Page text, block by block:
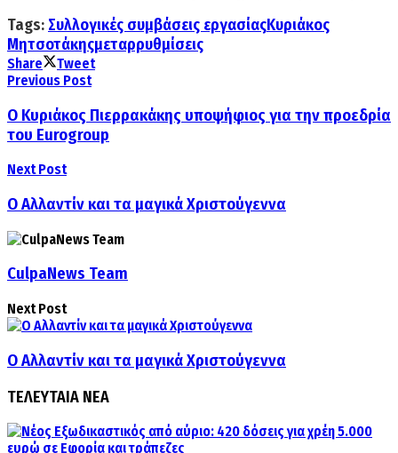
Tags: Συλλογικές συμβάσεις εργασίαςΚυριάκος
Μητσοτάκηςμεταρρυθμίσεις
Share
Tweet
Previous Post
Ο Κυριάκος Πιερρακάκης υποψήφιος για την προεδρία
του Eurogroup
Next Post
Ο Αλλαντίν και τα μαγικά Χριστούγεννα
CulpaNews Team
Next Post
Ο Αλλαντίν και τα μαγικά Χριστούγεννα
ΤΕΛΕΥΤΑΙΑ ΝΕΑ